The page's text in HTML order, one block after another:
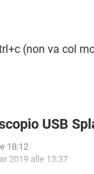
(non va col
USB
18:12
2019 alle 13:37